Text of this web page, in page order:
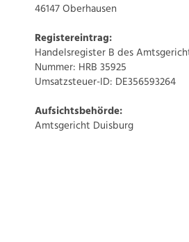
46147 Oberhausen
Registereintrag:
Handelsregister B des
Nummer: HRB 35925
Umsatzsteuer-ID: DE356593264
Aufsichtsbehörde:
Amtsgericht Duisburg